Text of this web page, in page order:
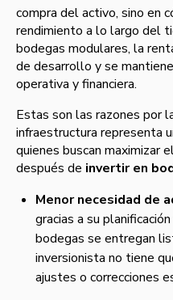
compra del activo, sino en
rendimiento a lo largo del
bodegas modulares, la
de desarrollo y se
operativa y financiera.
Estas son las razones por
infraestructura representa
quienes buscan maximizar
después de invertir en
Menor necesidad de
gracias a su
bodegas se entregan
inversionista no tiene
ajustes o correcciones